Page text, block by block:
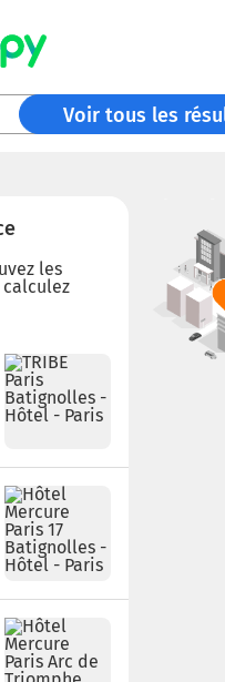
Voir tous les
les
calculez